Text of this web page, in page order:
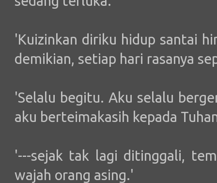
'Kuizinkan diriku hidup santai
demikian, setiap hari rasanya
'Selalu begitu. Aku selalu
aku berteimakasih kepada
'---sejak tak lagi ditinggali,
wajah orang asing.'